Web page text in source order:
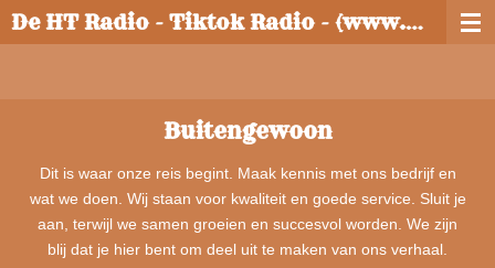
Ga
direct
De HT Radio - Tiktok Radio - (www.dehtradio.nl)
Buitengewoon
Dit is waar onze reis begint. Maak kennis met ons bedrijf en
wat we doen. Wij staan voor kwaliteit en goede service. Sluit je
aan, terwijl we samen groeien en succesvol worden. We zijn
blij dat je hier bent om deel uit te maken van ons verhaal.